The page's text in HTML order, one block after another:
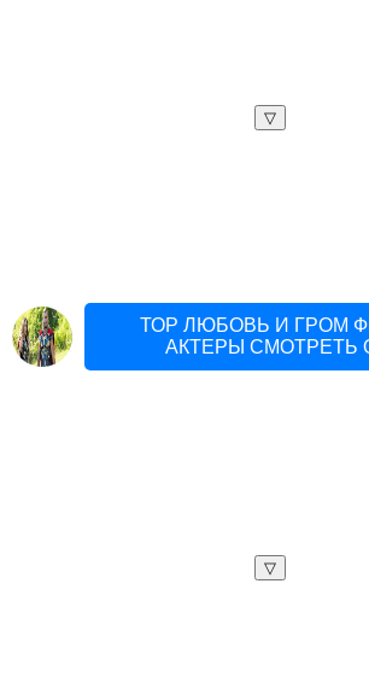
▽
ТОР ЛЮБОВЬ И ГРОМ
АКТЕРЫ СМОТРЕТЬ
▽